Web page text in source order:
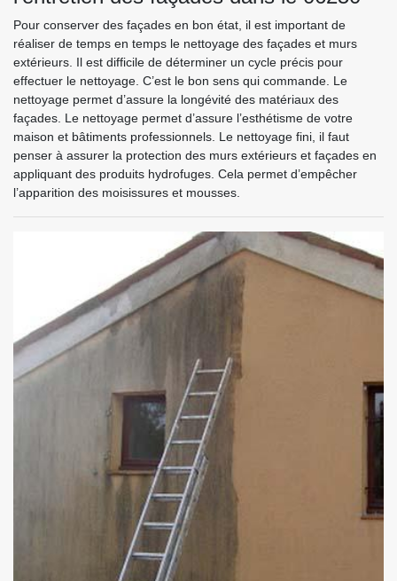
Pour conserver des façades en bon état, il est important de
réaliser de temps en temps le nettoyage des façades et murs
extérieurs. Il est difficile de déterminer un cycle précis pour
effectuer le nettoyage. C’est le bon sens qui commande. Le
nettoyage permet d’assure la longévité des matériaux des
façades. Le nettoyage permet d’assure l’esthétisme de votre
maison et bâtiments professionnels. Le nettoyage fini, il faut
penser à assurer la protection des murs extérieurs et façades en
appliquant des produits hydrofuges. Cela permet d’empêcher
l’apparition des moisissures et mousses.